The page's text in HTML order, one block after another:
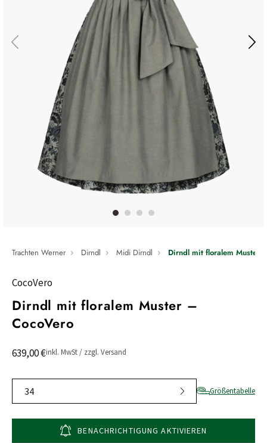
Trachten Werner Dirndl Midi Dirndl Dirndl mit floralem Muster
CocoVero
Dirndl mit floralem Muster –
CocoVero
639,00 €inkl. MwSt / zzgl. Versand
Größentabelle
34
BENACHRICHTIGUNG AKTIVIEREN